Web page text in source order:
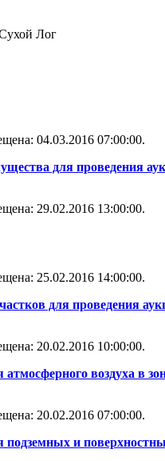
Лог
04.03.2016 07:00:00.
для проведения
29.02.2016 13:00:00.
25.02.2016 14:00:00.
для проведения
20.02.2016 10:00:00.
атмосферного воздуха в
20.02.2016 07:00:00.
подземных и